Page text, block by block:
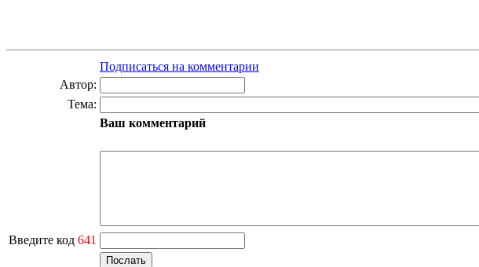
Подписаться на комментарии
Автор:
Тема:
Ваш комментарий
Введите код 641